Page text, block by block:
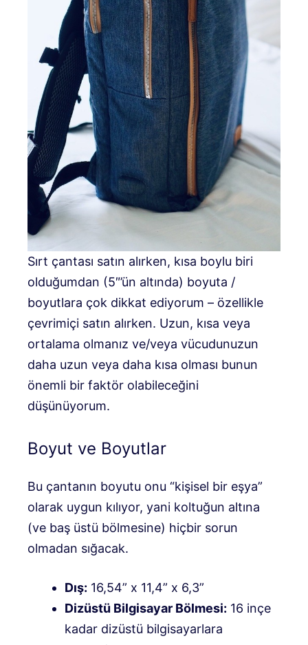
Sırt çantası satın alırken, kısa boylu biri
olduğumdan (5″’ün altında) boyuta /
boyutlara çok dikkat ediyorum – özellikle
çevrimiçi satın alırken. Uzun, kısa veya
ortalama olmanız ve/veya vücudunuzun
daha uzun veya daha kısa olması bunun
önemli bir faktör olabileceğini
düşünüyorum.
Boyut ve Boyutlar
Bu çantanın boyutu onu “kişisel bir eşya”
olarak uygun kılıyor, yani koltuğun altına
(ve baş üstü bölmesine) hiçbir sorun
olmadan sığacak.
Dış: 16,54” x 11,4” x 6,3”
Dizüstü Bilgisayar Bölmesi: 16 inçe
kadar dizüstü bilgisayarlara